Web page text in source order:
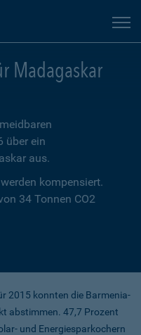
Madagaskar
über ein
aus.
kompensiert.
34 Tonnen CO2
2015 konnten die Barmenia-
abstimmen. 47,7 Prozent
und Energiesparkochern